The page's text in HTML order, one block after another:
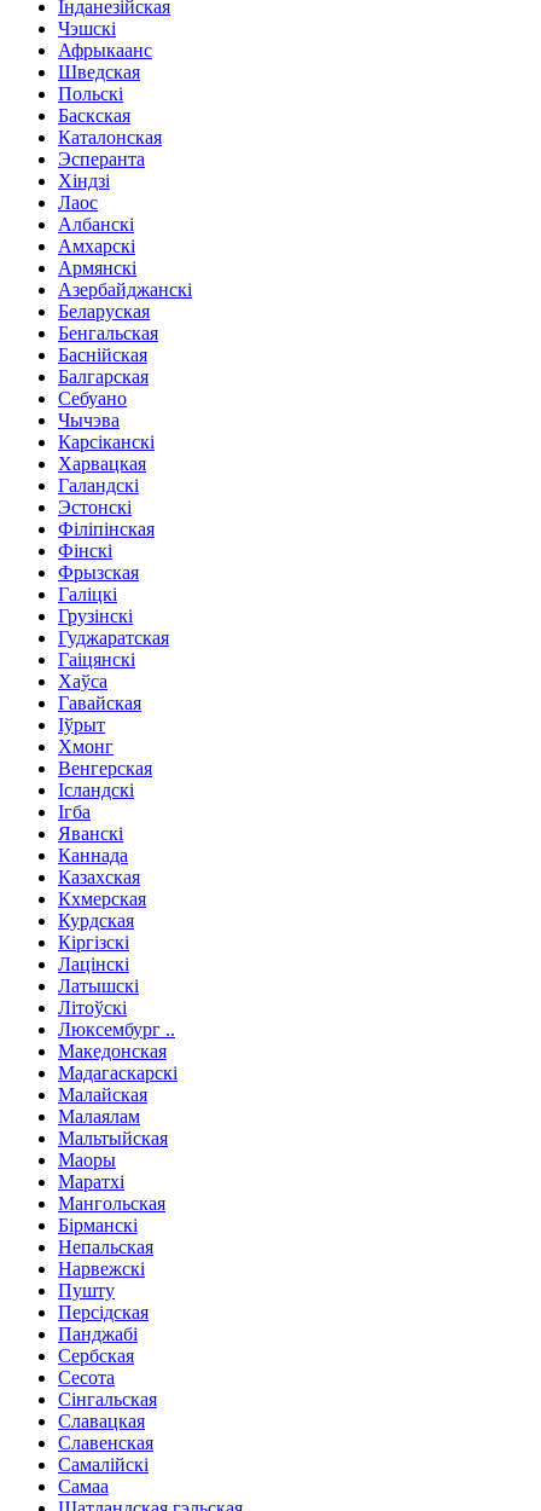
Інданезійская
Чэшскі
Афрыкаанс
Шведская
Польскі
Баскская
Каталонская
Эсперанта
Хіндзі
Лаос
Албанскі
Амхарскі
Армянскі
Азербайджанскі
Беларуская
Бенгальская
Баснійская
Балгарская
Себуано
Чычэва
Карсіканскі
Харвацкая
Галандскі
Эстонскі
Філіпінская
Фінскі
Фрызская
Галіцкі
Грузінскі
Гуджаратская
Гаіцянскі
Хаўса
Гавайская
Іўрыт
Хмонг
Венгерская
Ісландскі
Ігба
Яванскі
Каннада
Казахская
Кхмерская
Курдская
Кіргізскі
Лацінскі
Латышскі
Літоўскі
Люксембург ..
Македонская
Мадагаскарскі
Малайская
Малаялам
Мальтыйская
Маоры
Маратхі
Мангольская
Бірманскі
Непальская
Нарвежскі
Пушту
Персідская
Панджабі
Сербская
Сесота
Сінгальская
Славацкая
Славенская
Самалійскі
Самаа